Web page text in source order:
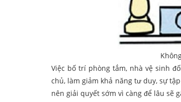
Việc bố trí phòng tắm, nhà vệ sinh
chủ, làm giảm khả năng tư duy, sự
nên giải quyết sớm vì càng để lâu sẽ